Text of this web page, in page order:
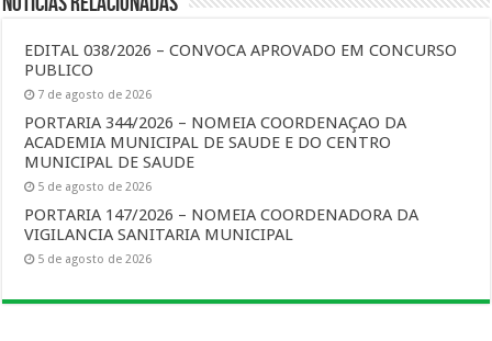
EDITAL 038/2026 – CONVOCA APROVADO EM CONCURSO
PUBLICO
7 de agosto de 2026
PORTARIA 344/2026 – NOMEIA COORDENAÇAO DA
ACADEMIA MUNICIPAL DE SAUDE E DO CENTRO
MUNICIPAL DE SAUDE
5 de agosto de 2026
PORTARIA 147/2026 – NOMEIA COORDENADORA DA
VIGILANCIA SANITARIA MUNICIPAL
5 de agosto de 2026